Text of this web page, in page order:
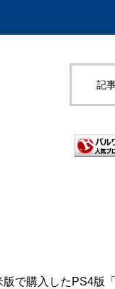
記
版で購入したPS4版